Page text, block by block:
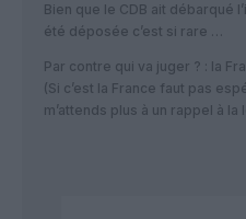
Bien que le CDB ait débarqué
été déposée c’est si rare …
Par contre qui va juger ? : la
(Si c’est la France faut pas
m’attends plus à un rappel à la